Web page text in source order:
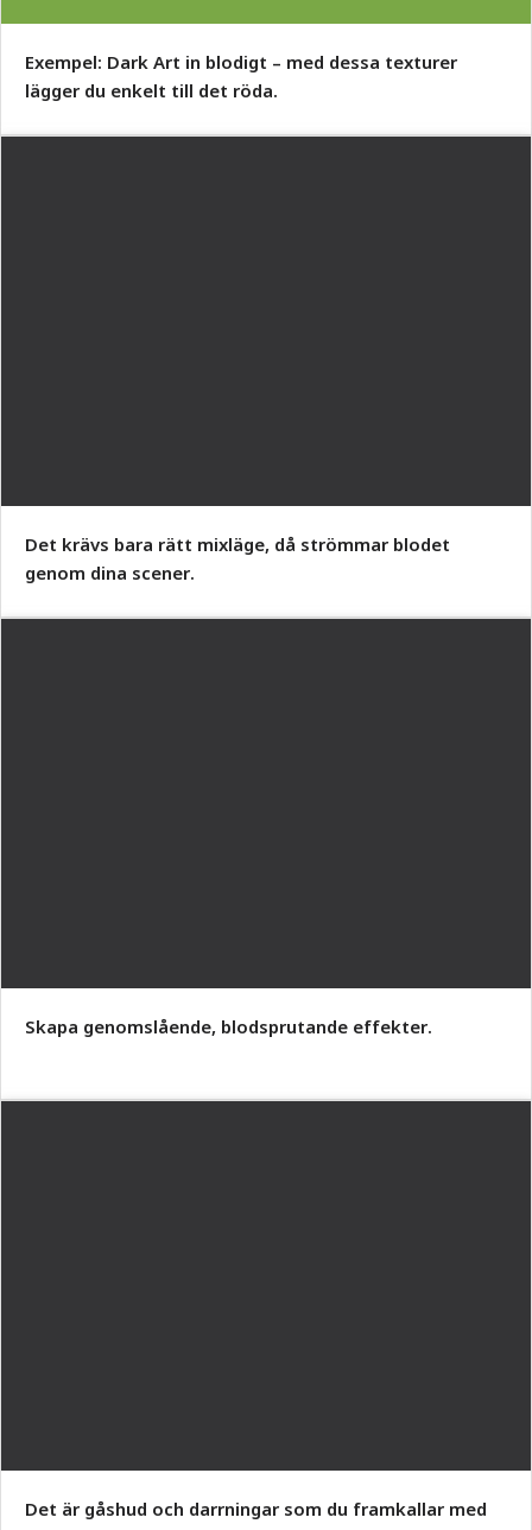
Exempel: Dark Art in blodigt – med dessa texturer
lägger du enkelt till det röda.
Det krävs bara rätt mixläge, då strömmar blodet
genom dina scener.
Skapa genomslående, blodsprutande effekter.
Det är gåshud och darrningar som du framkallar med